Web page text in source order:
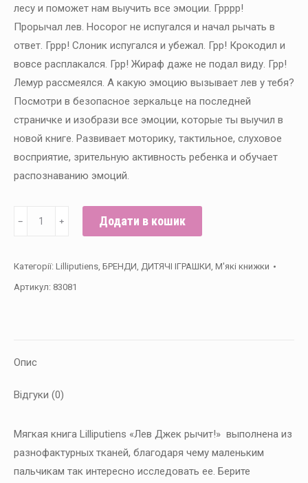
лесу и поможет нам выучить все эмоции. Грррр!
Прорычал лев. Носорог не испугался и начал рычать в
ответ. Гррр! Слоник испугался и убежал. Грр! Крокодил и
вовсе расплакался. Грр! Жираф даже не подал виду. Грр!
Лемур рассмеялся. А какую эмоцию вызывает лев у тебя?
Посмотри в безопасное зеркальце на последней
страничке и изобрази все эмоции, которые ты выучил в
новой книге. Развивает моторику, тактильное, слуховое
восприятие, зрительную активность ребенка и обучает
распознаванию эмоций.
Мягкая
«Лев
Джек
﹣ ﹢ Додати в кошик
Категорії: Lilliputiens, БРЕНДИ, ДИТЯЧІ ІГРАШКИ, М'які книжки
Артикул: 83081
Опис
Відгуки (0)
Мягкая книга Lilliputiens «Лев Джек рычит!» выполнена из
разнофактурных тканей, благодаря чему маленьким
пальчикам так интересно исследовать ее. Берите